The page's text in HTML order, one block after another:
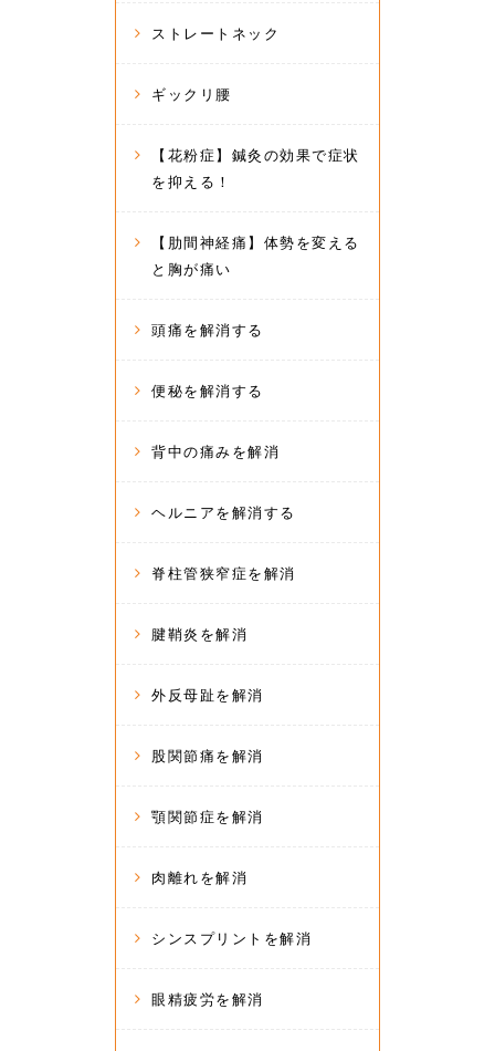
ストレートネック
ギックリ腰
【花粉症】鍼灸の効果で症状
を抑える！
【肋間神経痛】体勢を変える
と胸が痛い
頭痛を解消する
便秘を解消する
背中の痛みを解消
ヘルニアを解消する
脊柱管狭窄症を解消
腱鞘炎を解消
外反母趾を解消
股関節痛を解消
顎関節症を解消
肉離れを解消
シンスプリントを解消
眼精疲労を解消